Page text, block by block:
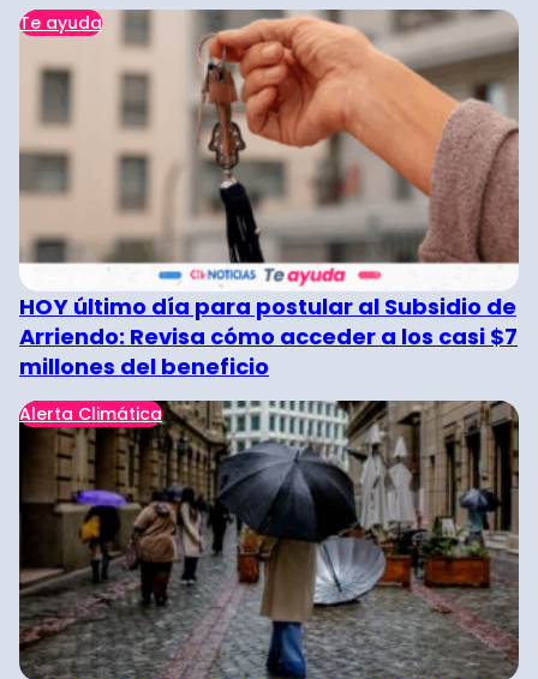
Te ayuda
HOY último día para postular al Subsidio de
Arriendo: Revisa cómo acceder a los casi $7
millones del beneficio
Alerta Climática